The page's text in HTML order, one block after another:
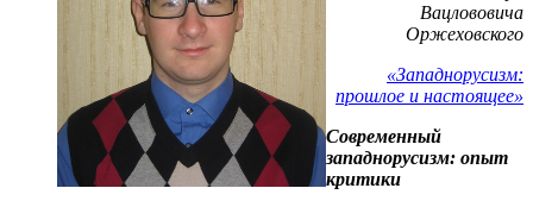
Вацлововича
Оржеховского
«Западнорусизм:
прошлое и настоящее»
Современный
западнорусизм: опыт
критики